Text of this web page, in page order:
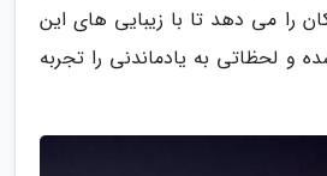
را می دهد تا با زیبایی های این
و لحظاتی به یادماندنی را تجربه